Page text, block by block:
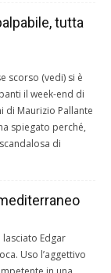
tutta
scorso (vedi) si è
il week-end di
di Maurizio Pallante
spiegato perché,
di
lasciato Edgar
Uso l’aggettivo